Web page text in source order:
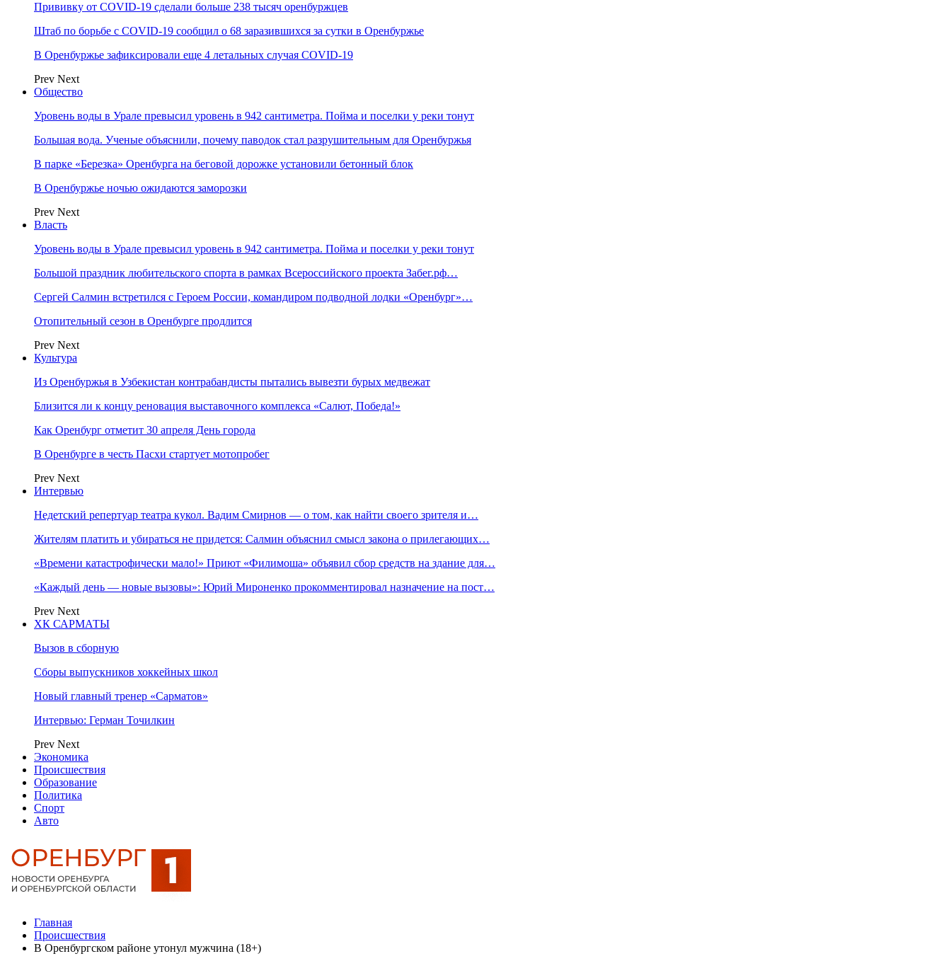
Прививку от COVID-19 сделали больше 238 тысяч оренбуржцев
Штаб по борьбе с СOVID-19 сообщил о 68 заразившихся за сутки в Оренбуржье
В Оренбуржье зафиксировали еще 4 летальных случая COVID-19
Prev Next
Общество
Уровень воды в Урале превысил уровень в 942 сантиметра. Пойма и поселки у реки тонут
Большая вода. Ученые объяснили, почему паводок стал разрушительным для Оренбуржья
В парке «Березка» Оренбурга на беговой дорожке установили бетонный блок
В Оренбуржье ночью ожидаются заморозки
Prev Next
Власть
Уровень воды в Урале превысил уровень в 942 сантиметра. Пойма и поселки у реки тонут
Большой праздник любительского спорта в рамках Всероссийского проекта Забег.рф…
Сергей Салмин встретился с Героем России, командиром подводной лодки «Оренбург»…
Отопительный сезон в Оренбурге продлится
Prev Next
Культура
Из Оренбуржья в Узбекистан контрабандисты пытались вывезти бурых медвежат
Близится ли к концу реновация выставочного комплекса «Салют, Победа!»
Как Оренбург отметит 30 апреля День города
В Оренбурге в честь Пасхи стартует мотопробег
Prev Next
Интервью
Недетский репертуар театра кукол. Вадим Смирнов — о том, как найти своего зрителя и…
Жителям платить и убираться не придется: Салмин объяснил смысл закона о прилегающих…
«Времени катастрофически мало!» Приют «Филимоша» объявил сбор средств на здание для…
«Каждый день — новые вызовы»: Юрий Мироненко прокомментировал назначение на пост…
Prev Next
ХК САРМАТЫ
Вызов в сборную
Сборы выпускников хоккейных школ
Новый главный тренер «Сарматов»
Интервью: Герман Точилкин
Prev Next
Экономика
Происшествия
Образование
Политика
Спорт
Авто
Главная
Происшествия
В Оренбургском районе утонул мужчина (18+)